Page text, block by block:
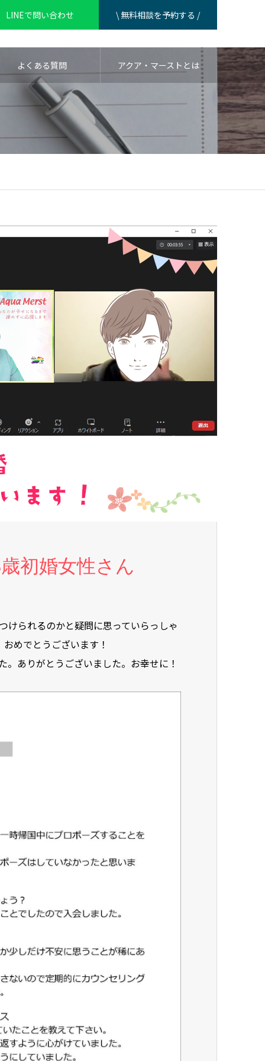
LINEで問い合わせ \ 無料相談を予約する /
よくある質問 アクア・マーストとは
初婚女性さん
けられるのかと疑問に思っていらっしゃ
めでとうございます！
ありがとうございました。お幸せに！